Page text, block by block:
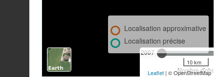
2007
Nombre
Localisation approximative
Localisation précise
10 km
Leaflet | © OpenStreetMap